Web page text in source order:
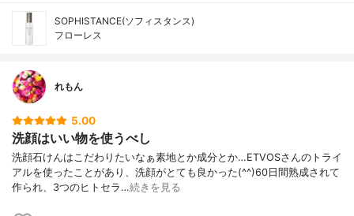
SOPHISTANCE(ソフィスタンス)
フローレス
れもん
5.00
洗顔はいい物を使うべし
洗顔石けんはこだわりたいなぁ素地とか成分とか…ETVOSさんのトライ
アルを使ったことがあり、洗顔がとても良かった(^^)60日間熟成されて
作られ、3つのヒトセラ…続きを見る